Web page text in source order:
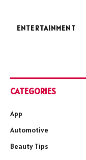
ENTERTAINMENT
CATEGORIES
App
Automotive
Beauty Tips